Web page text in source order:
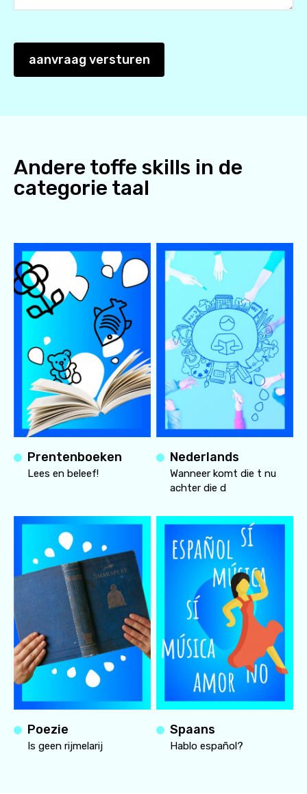
aanvraag versturen
Andere toffe skills in de
categorie taal
Prentenboeken
Lees en beleef!
Nederlands
Wanneer komt die t nu
achter die d
Poezie
Is geen rijmelarij
Spaans
Hablo español?